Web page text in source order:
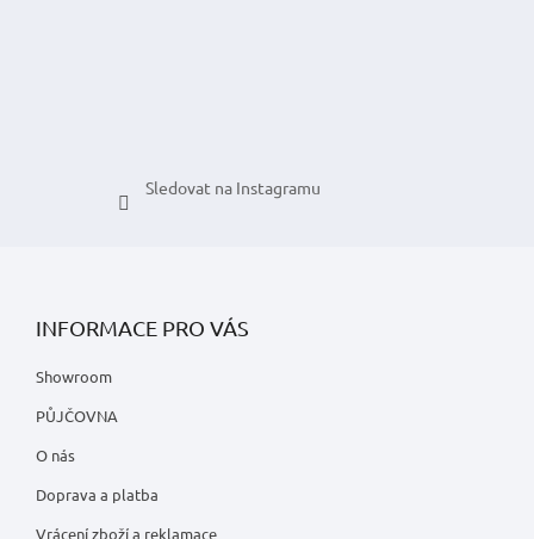
Sledovat na Instagramu
INFORMACE PRO VÁS
Showroom
PŮJČOVNA
O nás
Doprava a platba
Vrácení zboží a reklamace